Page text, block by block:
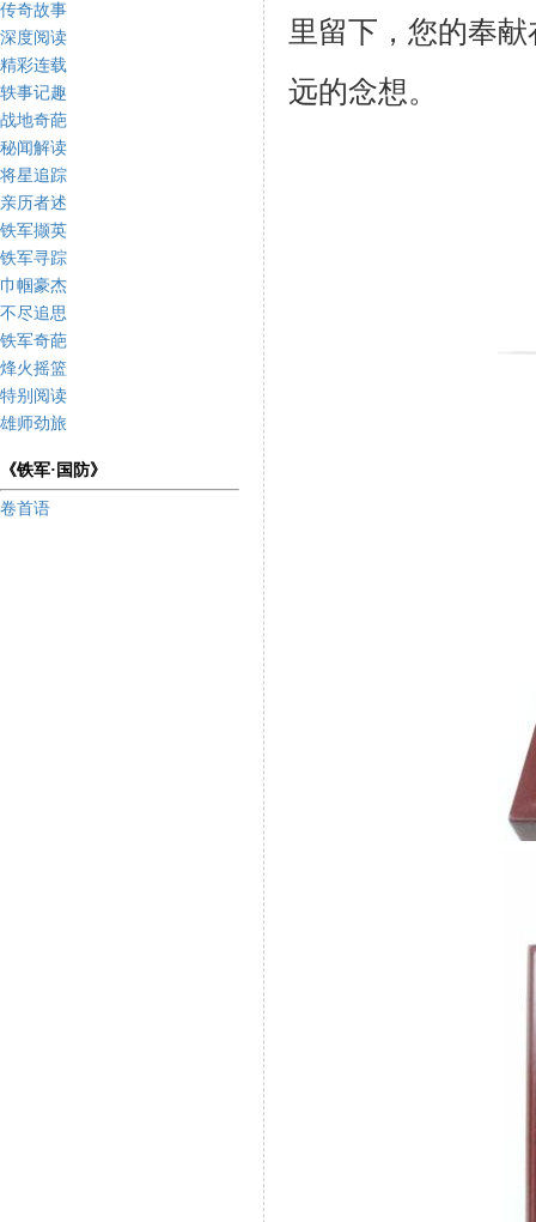
传奇故事
深度阅读
精彩连载
轶事记趣
战地奇葩
秘闻解读
将星追踪
亲历者述
铁军撷英
铁军寻踪
巾帼豪杰
不尽追思
铁军奇葩
烽火摇篮
特别阅读
雄师劲旅
《铁军·国防》
卷首语
里留下，您的奉
远的念想。